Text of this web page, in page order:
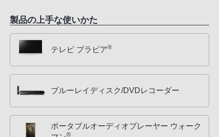
製品の上手な使いかた
テレビ ブラビア®
ブルーレイディスク/DVDレコーダー
ポータブルオーディオプレーヤー ウォーク
®